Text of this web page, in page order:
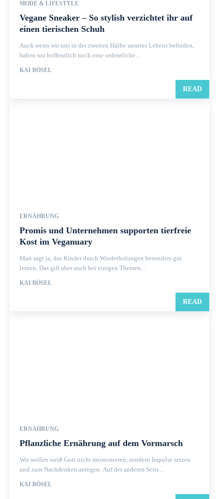
MODE & LIFESTYLE
Vegane Sneaker – So stylish verzichtet ihr auf
einen tierischen Schuh
Auch wenn wir uns in der zweiten Hälfte unseres Lebens befinden,
haben wir hoffentlich noch eine ordentliche...
KAI BÖSEL
READ
ERNÄHRUNG
Promis und Unternehmen supporten tierfreie
Kost im Veganuary
Man sagt ja, das Kinder durch Wiederholungen besonders gut
lernen. Das gilt aber auch bei einigen Themen...
KAI BÖSEL
READ
ERNÄHRUNG
Pflanzliche Ernährung auf dem Vormarsch
Wir wollen weiß Gott nicht missionieren, sondern Impulse setzen
und zum Nachdenken anregen. Auf der anderen Seite...
KAI BÖSEL